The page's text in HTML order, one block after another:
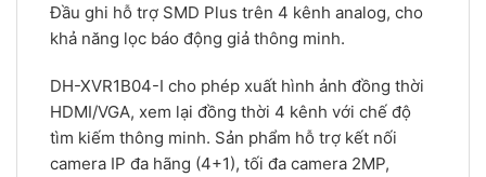
Đầu ghi hỗ trợ SMD Plus trên 4 kênh analog, cho
khả năng lọc báo động giả thông minh.
DH-XVR1B04-I cho phép xuất hình ảnh đồng thời
HDMI/VGA, xem lại đồng thời 4 kênh với chế độ
tìm kiếm thông minh. Sản phẩm hỗ trợ kết nối
camera IP đa hãng (4+1), tối đa camera 2MP,